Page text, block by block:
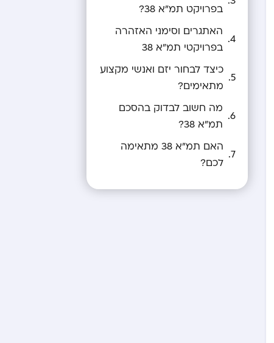
בפרויקט תמ”א 38?
האתגרים וסימני האזהרה
בפרויקטי תמ”א 38
כיצד לבחור יזם ואנשי מקצוע
מתאימים?
מה חשוב לבדוק בהסכם
תמ”א 38?
האם תמ”א 38 מתאימה
לכם?